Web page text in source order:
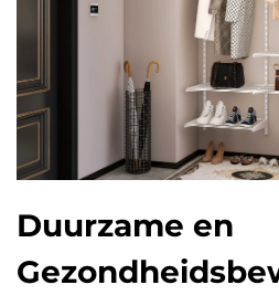
Duurzame en